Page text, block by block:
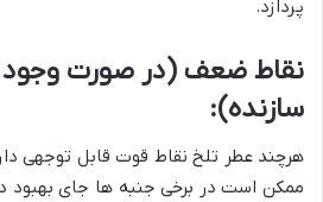
پردازد.
نقاط ضعف (در صورت وجود
سازنده):
هرچند عطر تلخ نقاط قوت قابل توجهی
ممکن است در برخی جنبه ها جای بهبود